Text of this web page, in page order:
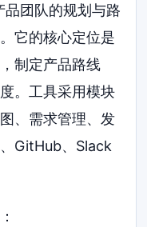
团队的规划与路
它的核心定位是
制定产品路线
。工具采用模块
、需求管理、发
GitHub、Slack
：